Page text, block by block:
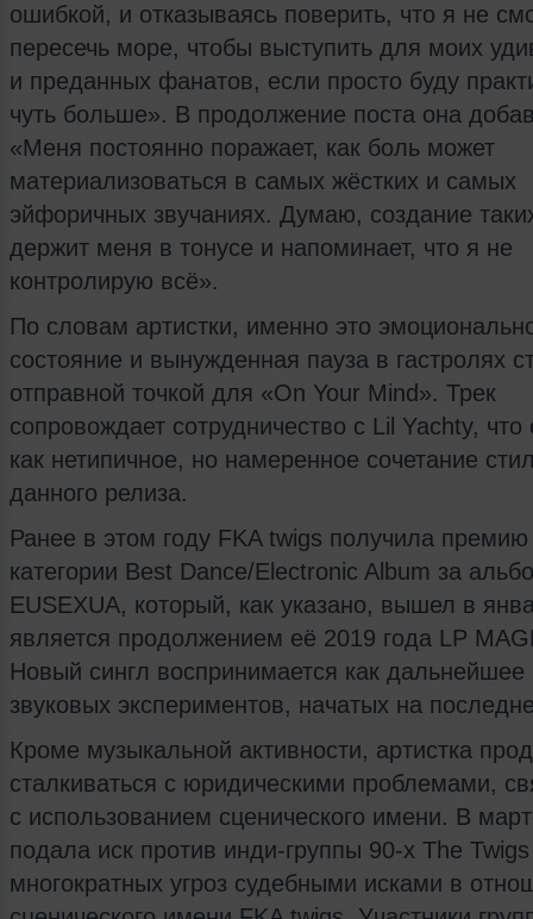
ошибкой, и отказываясь поверить, что я не
пересечь море, чтобы выступить для моих
и преданных фанатов, если просто буду
чуть больше». В продолжение поста она
«Меня постоянно поражает, как боль может
материализоваться в самых жёстких и самых
эйфоричных звучаниях. Думаю, создание
держит меня в тонусе и напоминает, что я не
контролирую всё».
По словам артистки, именно это
состояние и вынужденная пауза в гастролях
отправной точкой для «On Your Mind». Трек
сопровождает сотрудничество с Lil Yachty, что
как нетипичное, но намеренное сочетание
данного релиза.
Ранее в этом году FKA twigs получила
категории Best Dance/Electronic Album за
EUSEXUA, который, как указано, вышел в
является продолжением её 2019 года LP
Новый сингл воспринимается как дальнейшее
звуковых экспериментов, начатых на
Кроме музыкальной активности, артистка
сталкиваться с юридическими проблемами,
с использованием сценического имени. В
подала иск против инди-группы 90-х The
многократных угроз судебными исками в